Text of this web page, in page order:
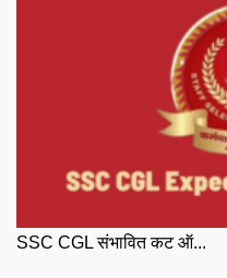
SSC CGL संभावित कट ऑ...